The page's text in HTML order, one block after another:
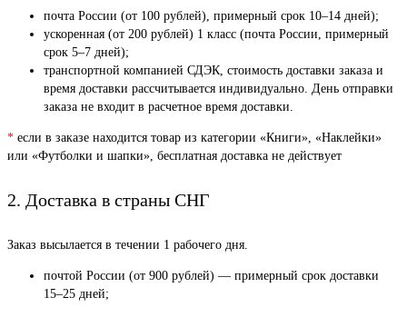
почта России (от 100 рублей), примерный срок 10–14 дней);
ускоренная (от 200 рублей) 1 класс (почта России, примерный
срок 5–7 дней);
транспортной компанией СДЭК, стоимость доставки заказа и
время доставки рассчитывается индивидуально. День отправки
заказа не входит в расчетное время доставки.
* если в заказе находится товар из категории «Книги», «Наклейки»
или «Футболки и шапки», бесплатная доставка не действует
2. Доставка в страны СНГ
Заказ высылается в течении 1 рабочего дня.
почтой России (от 900 рублей) — примерный срок доставки
15–25 дней;